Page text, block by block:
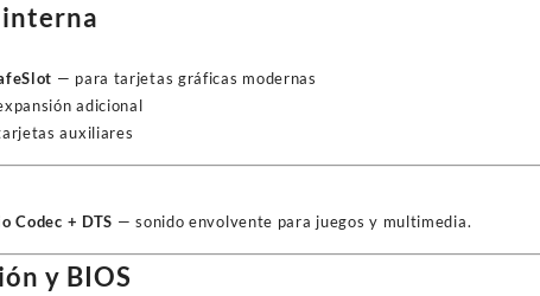
— para tarjetas gráficas modernas
adicional
auxiliares
Codec + DTS — sonido envolvente para juegos y multimedia.
y BIOS